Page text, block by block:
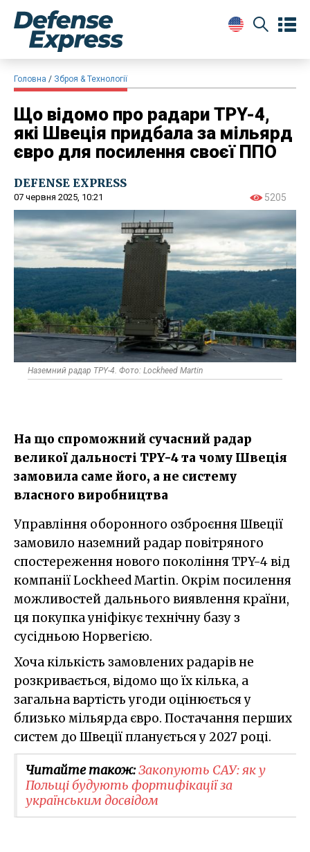
Головна Зброя & Технології
Що відомо про радари TPY-4,
які Швеція придбала за мільярд
євро для посилення своєї ППО
DEFENSE EXPRESS
07 червня 2025, 10:21 5205
Наземний радар TPY-4. Фото: Lockheed Martin
На що спроможний сучасний радар
великої дальності TPY-4 та чому Швеція
замовила саме його, а не систему
власного виробництва
Управління оборонного озброєння Швеції
замовило наземний радар повітряного
спостереження нового покоління TPY-4 від
компанії Lockheed Martin. Окрім посилення
можливостей дальнього виявлення країни,
ця покупка уніфікує технічну базу з
сусідньою Норвегією.
Хоча кількість замовлених радарів не
розкривається, відомо що їх кілька, а
загальна вартість угоди оцінюється у
близько мільярда євро. Постачання перших
систем до Швеції планується у 2027 році.
Читайте також:Закопують САУ: як у
Польщі будують фортифікації за
українським досвідом